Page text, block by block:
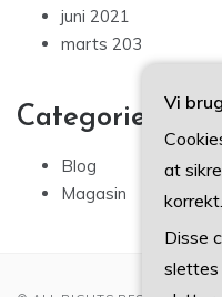
juni 2021
marts 203
Categories
Blog
Magasin
Vi
at
korrekt.
Disse
slettes